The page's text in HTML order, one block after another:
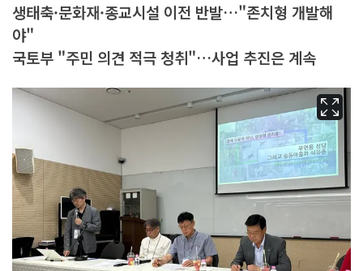
생태축·문화재·종교시설 이전 반발…"존치형 개발해
야"
국토부 "주민 의견 적극 청취"…사업 추진은 계속